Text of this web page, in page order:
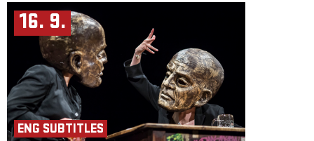
16. 9.
ENG SUBTITLES